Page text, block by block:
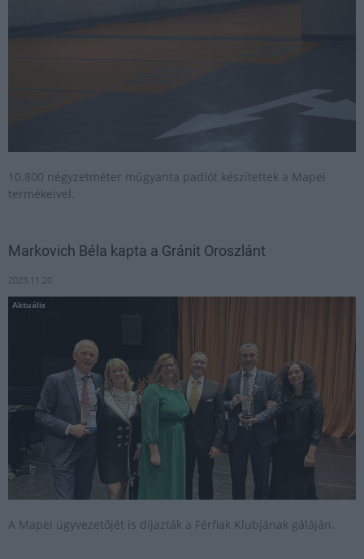
10.800 négyzetméter műgyanta padlót készítettek a Mapei
termékeivel.
Markovich Béla kapta a Gránit Oroszlánt
2023.11.20
Aktuális
A Mapei ügyvezetőjét is díjazták a Férfiak Klubjának gáláján.